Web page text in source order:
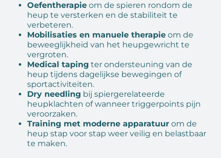
Oefentherapie om de spieren rondom de
heup te versterken en de stabiliteit te
verbeteren.
Mobilisaties en manuele therapie om de
beweeglijkheid van het heupgewricht te
vergroten.
Medical taping ter ondersteuning van de
heup tijdens dagelijkse bewegingen of
sportactiviteiten.
Dry needling bij spiergerelateerde
heupklachten of wanneer triggerpoints pijn
veroorzaken.
Training met moderne apparatuur om de
heup stap voor stap weer veilig en belastbaar
te maken.